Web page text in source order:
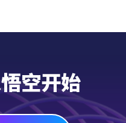
空开始